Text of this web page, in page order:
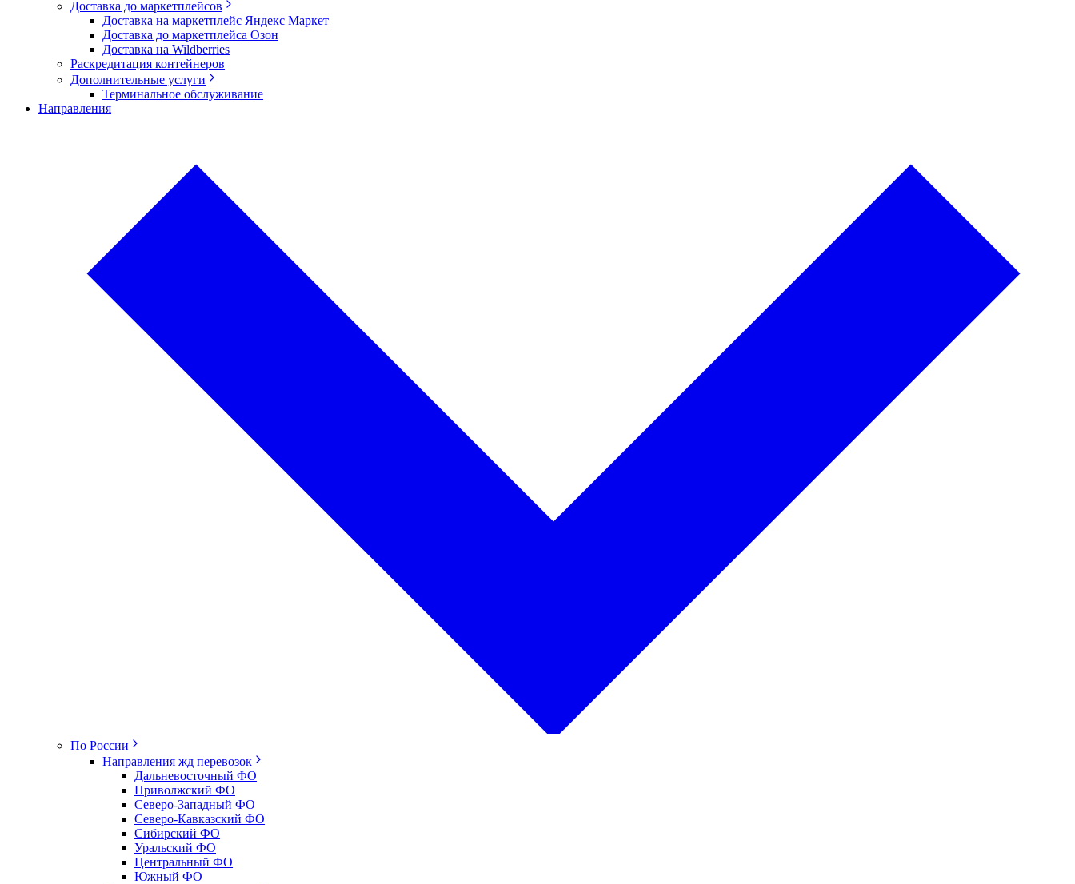
Доставка до маркетплейсов
Доставка на маркетплейс Яндекс Маркет
Доставка до маркетплейса Озон
Доставка на Wildberries
Раскредитация контейнеров
Дополнительные услуги
Терминальное обслуживание
Направления
По России
Направления жд перевозок
Дальневосточный ФО
Приволжский ФО
Северо-Западный ФО
Северо-Кавказский ФО
Сибирский ФО
Уральский ФО
Центральный ФО
Южный ФО